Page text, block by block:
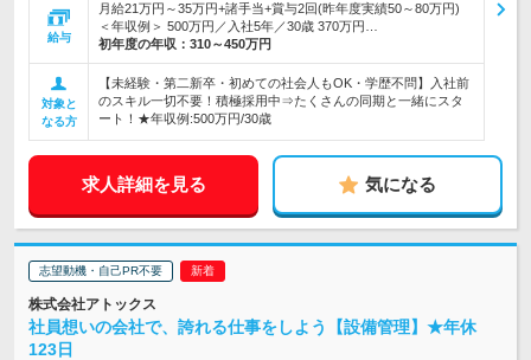
給与
月給21万円～35万円+諸手当+賞与2回(昨年度実績50～80万円)
＜年収例＞ 500万円／入社5年／30歳 370万円…
初年度の年収： 310～450万円
対象と
なる方
【未経験・第二新卒・初めての社会人もOK・学歴不問】入社前
のスキル一切不要！積極採用中⇒たくさんの同期と一緒にスタ
ート！★年収例:500万円/30歳
求人詳細を見る 気になる
志望動機・自己PR不要
株式会社アトックス
社員想いの会社で、誇れる仕事をしよう【設備管理】★年休
123日